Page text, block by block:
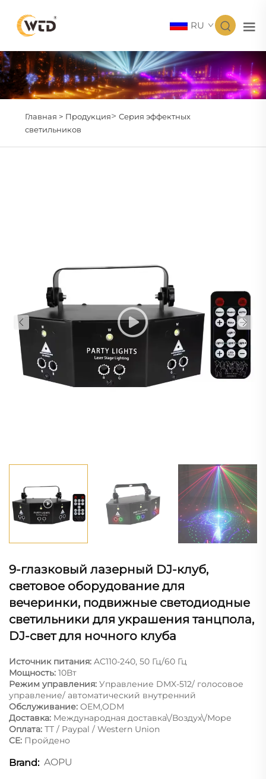
RU
Главная > Продукция> Серия эффектных
светильников
9-глазковый лазерный DJ-клуб,
световое оборудование для
вечеринки, подвижные светодиодные
светильники для украшения танцпола,
DJ-свет для ночного клуба
Источник питания: AC110-240, 50 Гц/60 Гц
Мощность: 10Вт
Режим управления: Управление DMX-512/ голосовое
управление/ автоматический внутренний
Обслуживание: OEM,ODM
Доставка: Международная доставка\/Воздух\/Море
Оплата: ТТ / Paypal / Western Union
CE: Пройдено
Brand: AOPU